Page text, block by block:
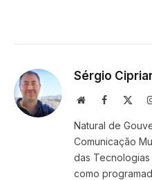
Sérgio
WebsiteFacebook
Natural de
Comunicação
das
como